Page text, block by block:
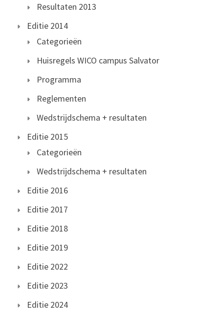
Resultaten 2013
Editie 2014
Categorieën
Huisregels WICO campus Salvator
Programma
Reglementen
Wedstrijdschema + resultaten
Editie 2015
Categorieën
Wedstrijdschema + resultaten
Editie 2016
Editie 2017
Editie 2018
Editie 2019
Editie 2022
Editie 2023
Editie 2024